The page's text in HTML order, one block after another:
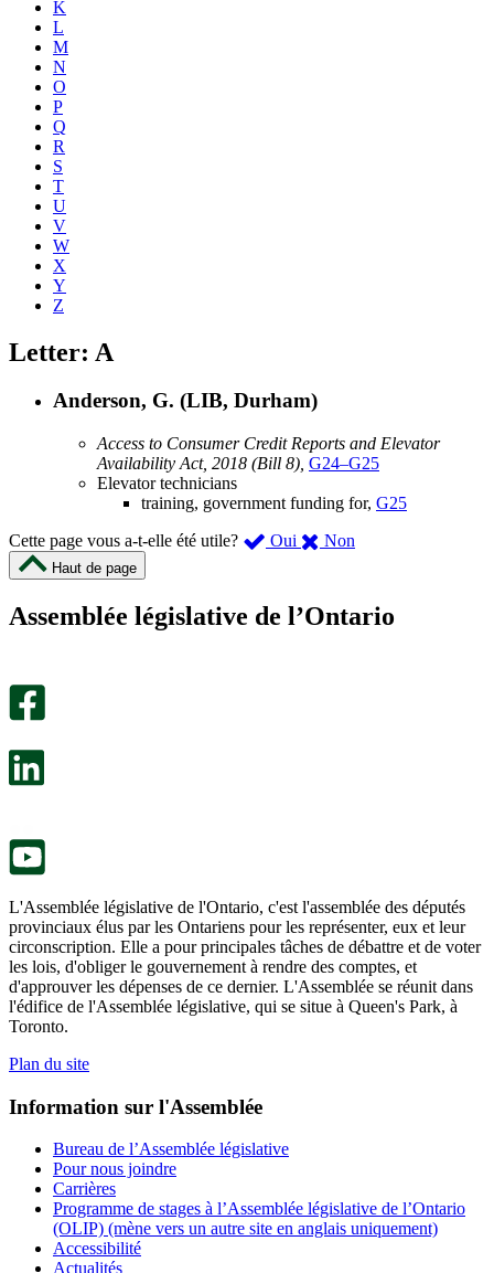
K
L
M
N
O
P
Q
R
S
T
U
V
W
X
Y
Z
Letter: A
Anderson, G. (LIB, Durham)
Access to Consumer Credit Reports and Elevator
Availability Act, 2018 (Bill 8), G24–G25
Elevator technicians
training, government funding for, G25
Cette page vous a-t-elle été utile?
Oui ,
été
Non
m’a
Haut de page
Assemblée législative de l’Ontario
L'Assemblée législative de l'Ontario, c'est l'assemblée des députés
provinciaux élus par les Ontariens pour les représenter, eux et leur
circonscription. Elle a pour principales tâches de débattre et de voter
les lois, d'obliger le gouvernement à rendre des comptes, et
d'approuver les dépenses de ce dernier. L'Assemblée se réunit dans
l'édifice de l'Assemblée législative, qui se situe à Queen's Park, à
Toronto.
Plan du site
Information sur l'Assemblée
Bureau de l’Assemblée législative
Pour nous joindre
Carrières
Programme de stages à l’Assemblée législative de l’Ontario
(OLIP) (mène vers un autre site en anglais uniquement)
Accessibilité
Actualités